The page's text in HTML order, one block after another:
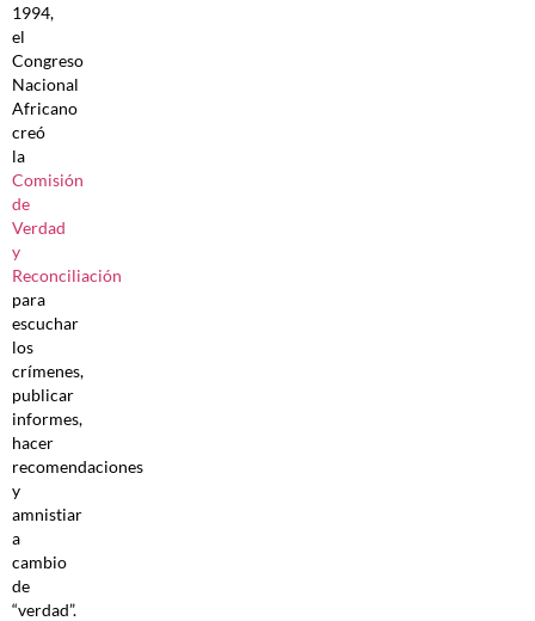
1994,
el
Congreso
Nacional
Africano
creó
la
Comisión
de
Verdad
y
Reconciliación
para
escuchar
los
crímenes,
publicar
informes,
hacer
recomendaciones
y
amnistiar
a
cambio
de
“verdad”.